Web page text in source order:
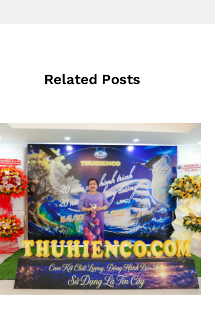
Related Posts